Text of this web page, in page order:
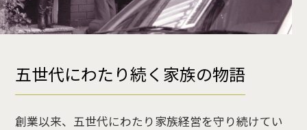
五世代にわたり続く家族の物語
創業以来、五世代にわたり家族経営を守り続けてい